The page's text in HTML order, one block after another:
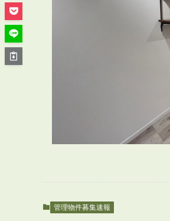
アパートの監視カメラ設置に
※音声ガイダンス④を押して
【受付時間】10:00~19:00（定
管理物件募集速報